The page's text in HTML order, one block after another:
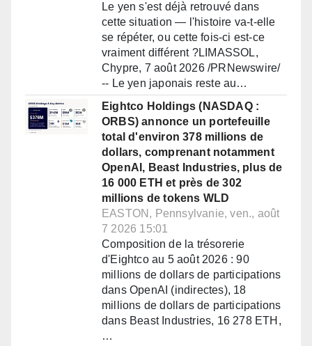
Le yen s'est déjà retrouvé dans
cette situation — l'histoire va-t-elle
se répéter, ou cette fois-ci est-ce
vraiment différent ?LIMASSOL,
Chypre, 7 août 2026 /PRNewswire/
-- Le yen japonais reste au…
Eightco Holdings (NASDAQ :
ORBS) annonce un portefeuille
total d'environ 378 millions de
dollars, comprenant notamment
OpenAI, Beast Industries, plus de
16 000 ETH et près de 302
millions de tokens WLD
EASTON, Pennsylvanie, ven., août
7 2026 15:01
Composition de la trésorerie
d'Eightco au 5 août 2026 : 90
millions de dollars de participations
dans OpenAI (indirectes), 18
millions de dollars de participations
dans Beast Industries, 16 278 ETH,
…